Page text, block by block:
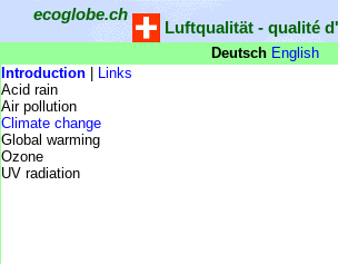
ecoglobe.ch
Luftqualität - qualité
Deutsch English
Introduction
Links
Acid rain
Air pollution
Climate change
Global warming
Ozone
UV radiation